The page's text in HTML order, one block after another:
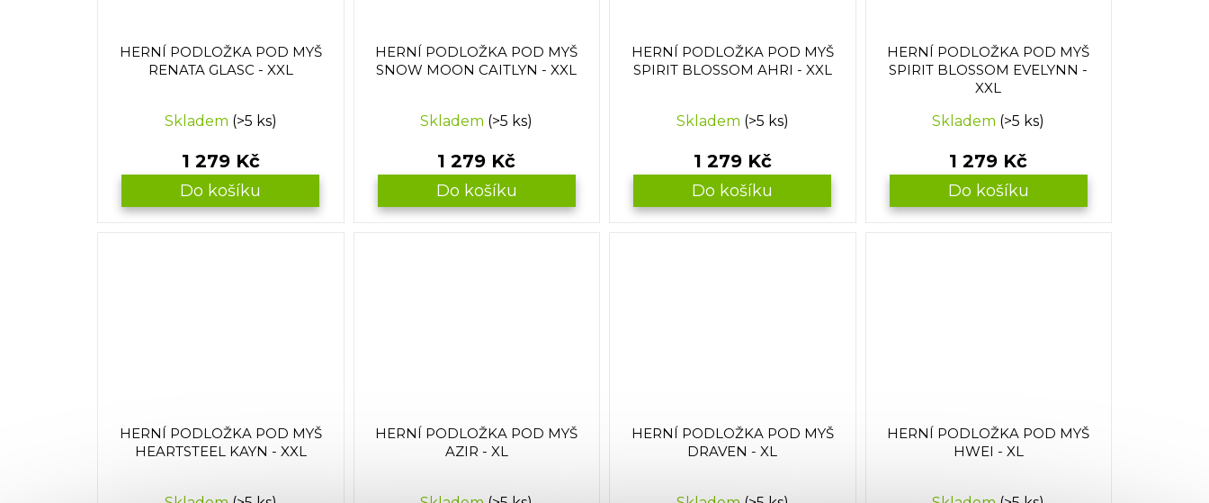
HERNÍ PODLOŽKA POD MYŠ
RENATA GLASC - XXL
Skladem (>5 ks)
1 279 Kč
Do košíku
HERNÍ PODLOŽKA POD MYŠ
SNOW MOON CAITLYN - XXL
Skladem (>5 ks)
1 279 Kč
Do košíku
HERNÍ PODLOŽKA POD MYŠ
SPIRIT BLOSSOM AHRI - XXL
Skladem (>5 ks)
1 279 Kč
Do košíku
HERNÍ PODLOŽKA POD MYŠ
SPIRIT BLOSSOM EVELYNN -
XXL
Skladem (>5 ks)
1 279 Kč
Do košíku
HERNÍ PODLOŽKA POD MYŠ
HEARTSTEEL KAYN - XXL
HERNÍ PODLOŽKA POD MYŠ
AZIR - XL
HERNÍ PODLOŽKA POD MYŠ
DRAVEN - XL
HERNÍ PODLOŽKA POD MYŠ
HWEI - XL